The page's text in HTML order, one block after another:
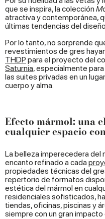
que se inspira, la colección
atractiva y contemporánea,
últimas tendencias del diseño
Por lo tanto, no sorprende
revestimientos de gres
THDP para el proyecto del
Saturnia, especialmente
las suites privadas en un
cuerpo y alma.
Efecto mármol: una
cualquier espacio
La belleza imperecedera del
encanto refinado a cada
propiedades técnicas del
repertorio de formatos
estética del mármol en
residenciales sofisticados,
tiendas, oficinas, piscinas y
siempre con un gran impacto